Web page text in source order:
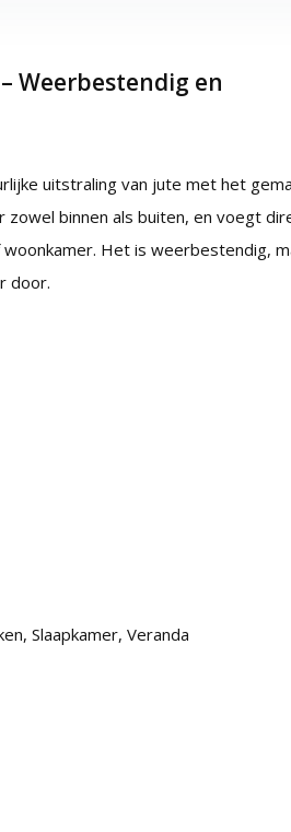
Weerbestendig en
uitstraling van jute met het
binnen als buiten, en voegt
Het is weerbestendig,
door.
Slaapkamer, Veranda